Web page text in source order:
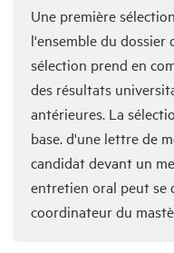
Une première
l'ensemble du dossier
sélection prend en
des résultats
antérieures. La
base. d'une lettre de
candidat devant un
entretien oral peut se
coordinateur du